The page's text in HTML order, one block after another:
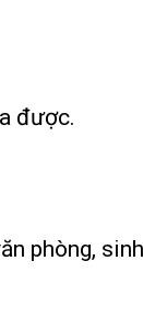
được.
phòng,